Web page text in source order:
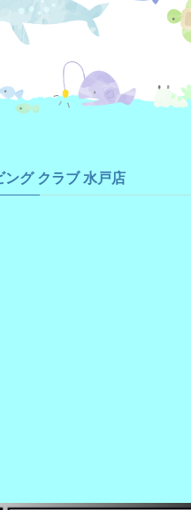
ング クラブ 水戸店